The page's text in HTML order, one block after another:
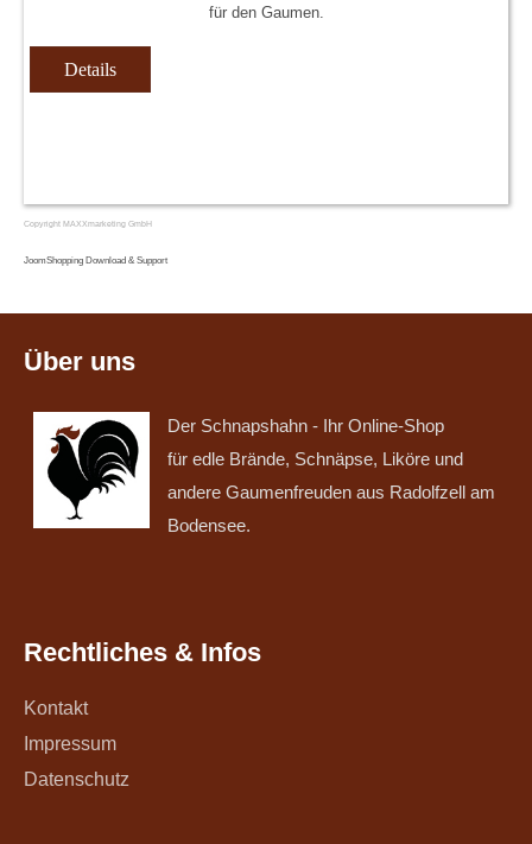
für den Gaumen.
Details
Copyright MAXXmarketing GmbH
JoomShopping Download & Support
Über uns
Der Schnapshahn - Ihr Online-Shop
für edle Brände, Schnäpse, Liköre und
andere Gaumenfreuden aus Radolfzell am
Bodensee.
Rechtliches & Infos
Kontakt
Impressum
Datenschutz